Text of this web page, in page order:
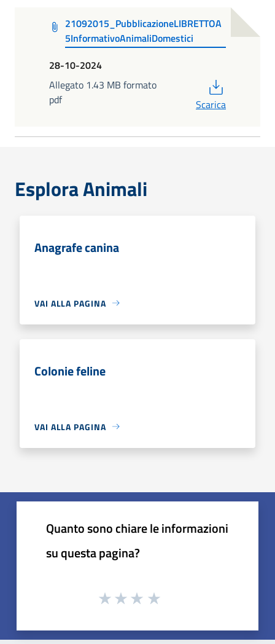
21092015_PubblicazioneLIBRETTOA
5InformativoAnimaliDomestici
28-10-2024
Allegato 1.43 MB formato
pdf
Scarica
Esplora Animali
Anagrafe canina
VAI ALLA PAGINA
Colonie feline
VAI ALLA PAGINA
Quanto sono chiare le informazioni
su questa pagina?